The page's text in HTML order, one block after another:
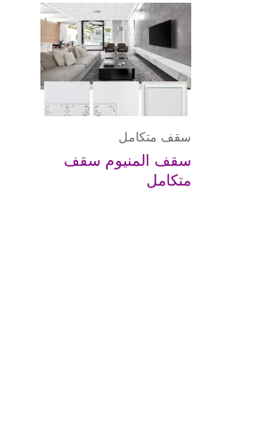
سقف متكامل
سقف المنيوم سقف
متكامل